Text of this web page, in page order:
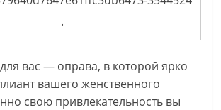
.
вас — оправа, в которой ярко
вашего женственного
свою привлекательность вы